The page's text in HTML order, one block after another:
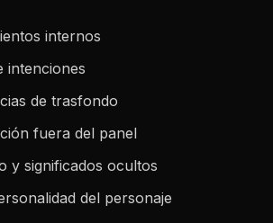
internos
intenciones
de trasfondo
fuera del panel
y significados ocultos
del personaje